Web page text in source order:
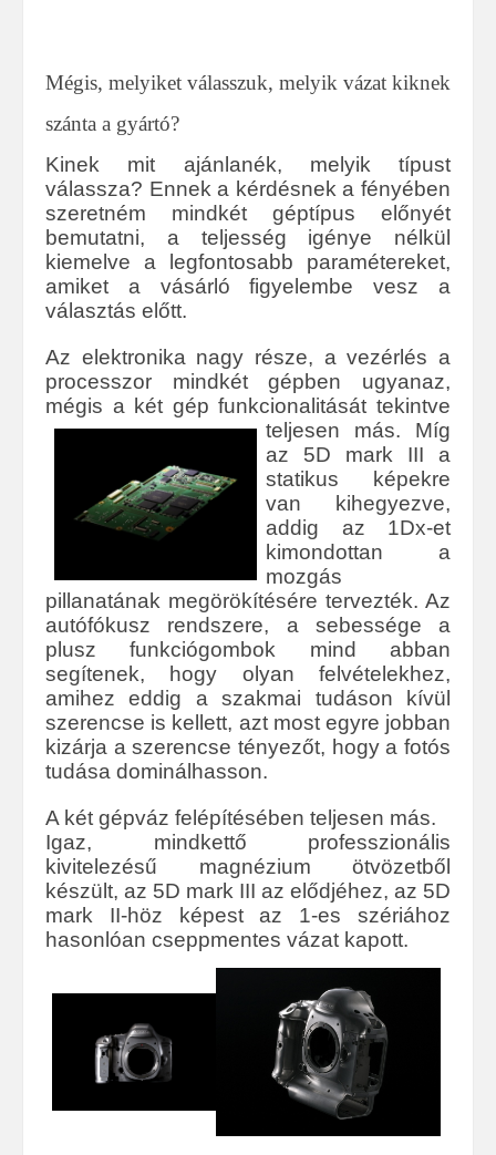
Mégis, melyiket válasszuk, melyik vázat kiknek
szánta a gyártó?
Kinek mit ajánlanék, melyik típust
válassza? Ennek a kérdésnek a fényében
szeretném mindkét géptípus előnyét
bemutatni, a teljesség igénye nélkül
kiemelve a legfontosabb paramétereket,
amiket a vásárló figyelembe vesz a
választás előtt.
Az elektronika nagy része, a vezérlés a
processzor mindkét gépben ugyanaz,
mégis a két gép funkcionalitását tekintve
teljesen más. Míg
az 5D mark III a
statikus képekre
van kihegyezve,
addig az 1Dx-et
kimondottan a
mozgás
pillanatának megörökítésére tervezték. Az
autófókusz rendszere, a sebessége a
plusz funkciógombok mind abban
segítenek, hogy olyan felvételekhez,
amihez eddig a szakmai tudáson kívül
szerencse is kellett, azt most egyre jobban
kizárja a szerencse tényezőt, hogy a fotós
tudása dominálhasson.
A két gépváz felépítésében teljesen más.
Igaz, mindkettő professzionális
kivitelezésű magnézium ötvözetből
készült, az 5D mark III az elődjéhez, az 5D
mark II-höz képest az 1-es szériához
hasonlóan cseppmentes vázat kapott.